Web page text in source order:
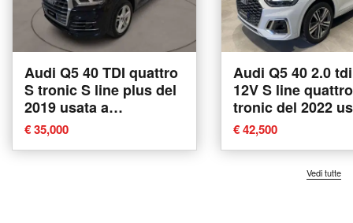
Audi Q5 40 TDI quattro
S tronic S line plus del
2019 usata a
Caltanissetta
€ 35,000
Audi Q5 40 2.0
12V S line
tronic del 2022
Modugno
€ 42,500
Vedi tutte